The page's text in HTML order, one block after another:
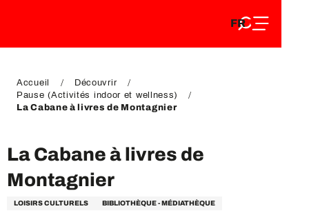
DE
FR
EN
Accueil
Découvrir
Pause (Activités indoor et wellness)
La Cabane à livres de Montagnier
La Cabane à livres de
Montagnier
LOISIRS CULTURELS BIBLIOTHÈQUE - MÉDIATHÈQUE